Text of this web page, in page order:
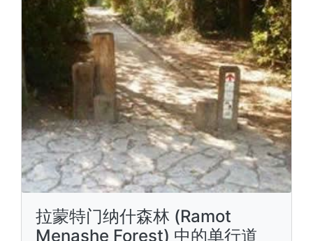
拉蒙特门纳什森林 (Ramot
Menashe Forest) 中的单行道